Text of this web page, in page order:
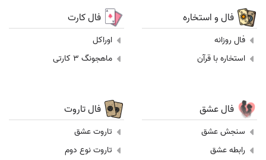
فال و استخاره
فال روزانه
استخاره با قرآن
فال کارت
اوراکل
ماهجونگ 3 کارتی
فال عشق
سنجش عشق
رابطه عشق
فال تاروت
تاروت عشق
تاروت نوع دوم